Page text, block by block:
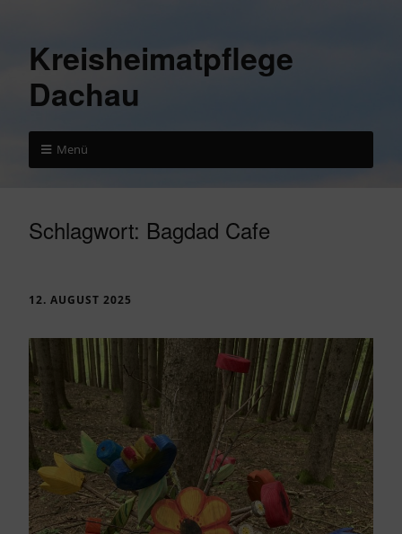
Kreisheimatpflege
Dachau
Menü
Schlagwort: Bagdad Cafe
12. AUGUST 2025